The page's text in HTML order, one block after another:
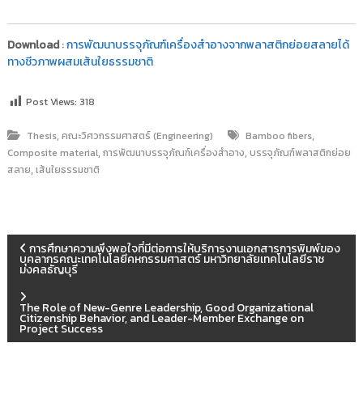
Download:การพัฒนาบรรจุภัณฑ์เครื่องสำอางจากพลาสติกย่อยสลายได้
ทางชีวภาพผสมเส้นใยธรรมชาติ
Post Views: 318
Thesis,คณะวิศวกรรมศาสตร์ (Engineering) Bamboo fibers,
Composite material,การพัฒนาบรรจุภัณฑ์เครื่องสำอาง,บรรจุภัณฑ์พลาสติกย่อย
สลาย,เส้นใยธรรมชาติ
การศึกษาความพึงพอใจที่มีต่อการให้บริการงานเอกสารการพิมพ์ของ
บุคลากรคณะเทคโนโลยีคหกรรมศาสตร์ มหาวิทยาลัยเทคโนโลยีราช
มงคลธัญบุรี
The Role of New-Genre Leadership, Good Organizational
Citizenship Behavior, and Leader-Member Exchange on
Project Success